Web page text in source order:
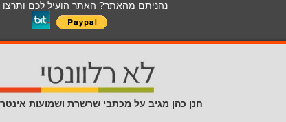
נהניתם מהאתר? האתר הועיל לכם ותרצו
חנן כהן מגיב על מכתבי שרשרת ושמועות אינטרנט
לכל התכנים באתר בנושא נגיף הקורונה
כללי מכתב חוזר מכתבים נפוצים
הנך כאן:דף הבית/המלצה - לא להעביר/